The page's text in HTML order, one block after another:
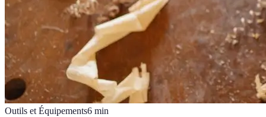
Outils et Équipements6 min